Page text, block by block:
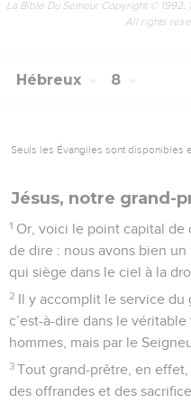
La Bible Du Semeur Copyright ©
All rights
Hébreux 8
Seuls les Évangiles sont disponibles
Jésus, notre grand-
1 Or, voici le point capital de
de dire : nous avons bien
qui siège dans le ciel à la
2 Il y accomplit le service du
c’est-à-dire dans le
hommes, mais par le
3 Tout grand-prêtre, en
des offrandes et des